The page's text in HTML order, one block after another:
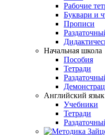
Рабочие
Буквари и
Прописи
Начальная школа
Пособия
Тетради
Английский язык
Учебники
Тетради